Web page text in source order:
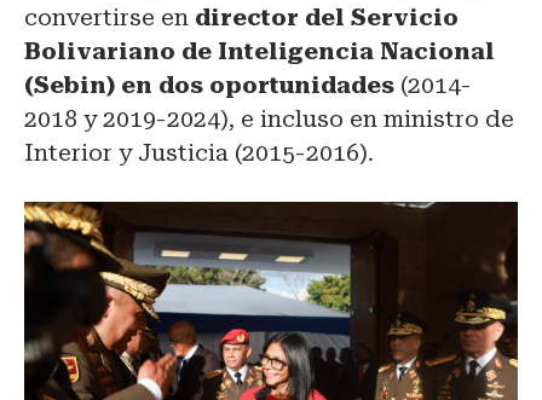
convertirse en director del Servicio
Bolivariano de Inteligencia Nacional
(Sebin) en dos oportunidades (2014-
2018 y 2019-2024), e incluso en ministro de
Interior y Justicia (2015-2016).